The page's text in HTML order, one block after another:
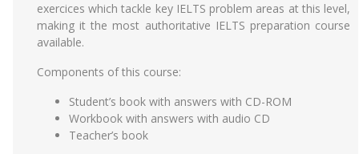
exercices which tackle key IELTS problem areas at this level,
making it the most authoritative IELTS preparation course
available.
Components of this course:
Student’s book with answers with CD-ROM
Workbook with answers with audio CD
Teacher’s book